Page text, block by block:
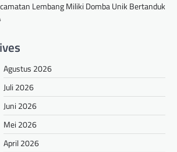
Lembang Miliki Domba Unik Bertanduk
Agustus 2026
Juli 2026
Juni 2026
Mei 2026
April 2026